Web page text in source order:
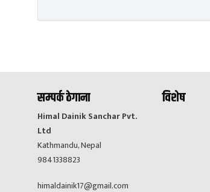
सम्पर्क ठेगाना
Himal Dainik Sanchar Pvt.
Ltd
Kathmandu, Nepal
9841338823
himaldainik17@gmail.com
विशेष